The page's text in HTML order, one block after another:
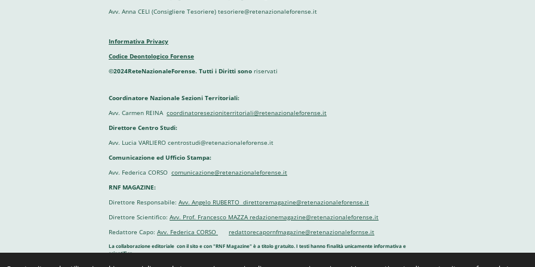
Avv. Anna CELI (Consigliere Tesoriere) tesoriere@retenazionaleforense.it
Informativa Privacy
Codice Deontologico Forense
©2024ReteNazionaleForense. Tutti i Diritti sono riservati
Coordinatore Nazionale Sezioni Territoriali:
Avv. Carmen REINA coordinatoresezioniterritoriali@retenazionaleforense.it
Direttore Centro Studi:
Avv. Lucia VARLIERO centrostudi@retenazionaleforense.it
Comunicazione ed Ufficio Stampa:
Avv. Federica CORSO comunicazione@retenazionaleforense.it
RNF MAGAZINE:
Direttore Responsabile: Avv. Angelo RUBERTO direttoremagazine@retenazionaleforense.it
Direttore Scientifico: Avv. Prof. Francesco MAZZA redazionemagazine@retenazionaleforense.it
Redattore Capo: Avv. Federica CORSO redattorecapornfmagazine@retenazionalefornse.it
La collaborazione editoriale con il sito e con "RNF Magazine" è a titolo gratuito. I testi hanno finalità unicamente informativa e
scientifica